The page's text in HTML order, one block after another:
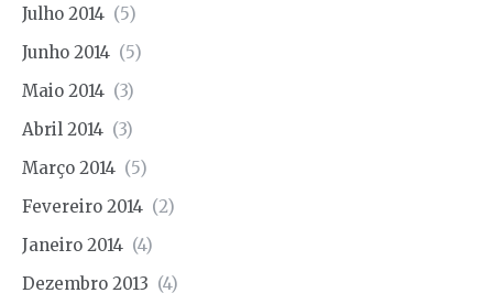
Julho 2014 (5)
Junho 2014 (5)
Maio 2014 (3)
Abril 2014 (3)
Março 2014 (5)
Fevereiro 2014 (2)
Janeiro 2014 (4)
Dezembro 2013 (4)